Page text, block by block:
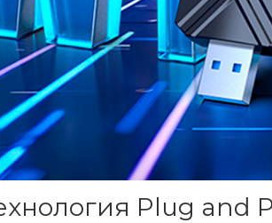
Plug and